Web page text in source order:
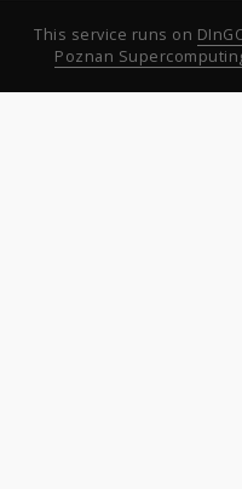
This service runs on
Poznan